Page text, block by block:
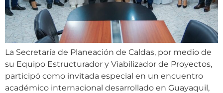
La Secretaría de Planeación de Caldas, por medio de
su Equipo Estructurador y Viabilizador de Proyectos,
participó como invitada especial en un encuentro
académico internacional desarrollado en Guayaquil,